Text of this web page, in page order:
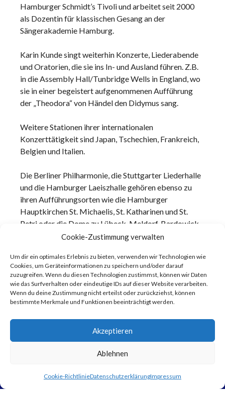
Cookie-Zustimmung verwalten
Um dir ein optimales Erlebnis zu bieten, verwenden wir Technologien wie
Cookies, um Geräteinformationen zu speichern und/oder darauf
zuzugreifen. Wenn du diesen Technologien zustimmst, können wir Daten
wie das Surfverhalten oder eindeutige IDs auf dieser Website verarbeiten.
Wenn du deine Zustimmung nicht erteilst oder zurückziehst, können
bestimmte Merkmale und Funktionen beeinträchtigt werden.
Akzeptieren
Ablehnen
Cookie-RichtlinieDatenschutzerklärungImpressum
Hamburger Schmidt’s Tivoli und arbeitet seit 2000
als Dozentin für klassischen Gesang an der
Sängerakademie Hamburg.
Karin Kunde singt weiterhin Konzerte, Liederabende
und Oratorien, die sie ins In- und Ausland führen. Z.B.
in die Assembly Hall/Tunbridge Wells in England, wo
sie in einer begeistert aufgenommenen Aufführung
der „Theodora“ von Händel den Didymus sang.
Weitere Stationen ihrer internationalen
Konzerttätigkeit sind Japan, Tschechien, Frankreich,
Belgien und Italien.
Die Berliner Philharmonie, die Stuttgarter Liederhalle
und die Hamburger Laeiszhalle gehören ebenso zu
ihren Aufführungsorten wie die Hamburger
Hauptkirchen St. Michaelis, St. Katharinen und St.
Petri oder die Dome zu Lübeck, Meldorf, Bardowick
und Schleswig.
Impressum
© Recital Musikforum Hamburg
Facebook YouTube Instagram